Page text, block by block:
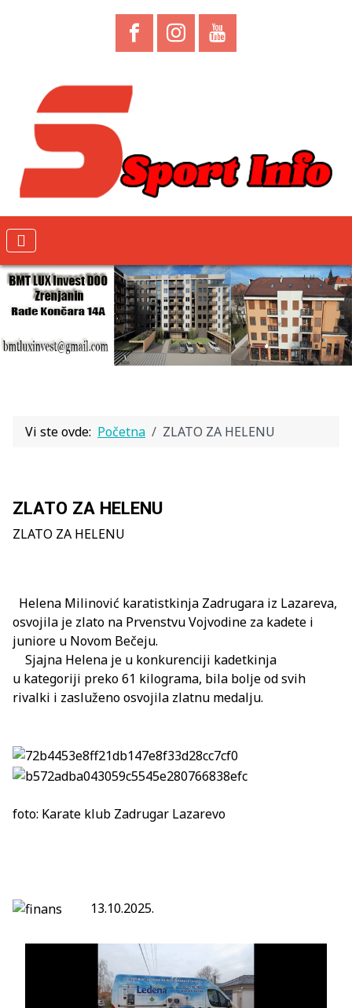
Vi ste ovde: Početna ZLATO ZA HELENU
ZLATO ZA HELENU
ZLATO ZA HELENU
Helena Milinović karatistkinja Zadrugara iz Lazareva,
osvojila je zlato na Prvenstvu Vojvodine za kadete i
juniore u Novom Bečeju.
Sjajna Helena je u konkurenciji kadetkinja
u kategoriji preko 61 kilograma, bila bolje od svih
rivalki i zasluženo osvojila zlatnu medalju.
foto: Karate klub Zadrugar Lazarevo
13.10.2025.